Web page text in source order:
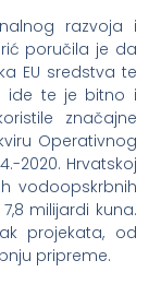
razvoja i
poručila je da
EU sredstva te
ide te je bitno i
značajne
Operativnog
2020. Hrvatskoj
vodoopskrbnih
milijardi kuna.
projekata, od
pripreme.